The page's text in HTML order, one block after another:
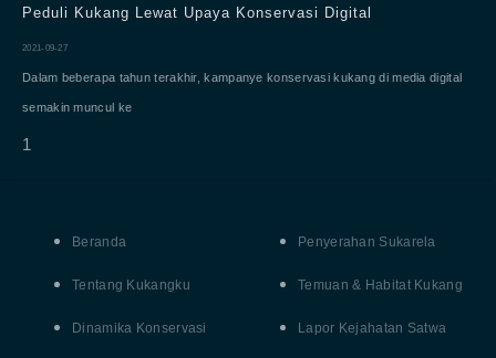
Peduli Kukang Lewat Upaya Konservasi Digital
2021-09-27
Dalam beberapa tahun terakhir, kampanye konservasi kukang di media digital
semakin muncul ke
Beranda
Tentang Kukangku
Dinamika Konservasi
Penyerahan Sukarela
Temuan & Habitat Kukang
Lapor Kejahatan Satwa